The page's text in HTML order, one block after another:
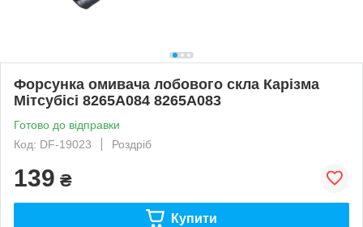
Форсунка омивача лобового скла Карізма
Мітсубісі 8265A084 8265A083
Готово до відправки
Код: DF-19023
Роздріб
139 ₴
Купити